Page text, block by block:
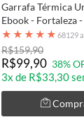
Garrafa Térmica
Ebook - Fortaleza
Retrô 360º
★ ★ ★ ★ ★ 68129
R$159,90
R$99,90 38%
3x de R$33,30